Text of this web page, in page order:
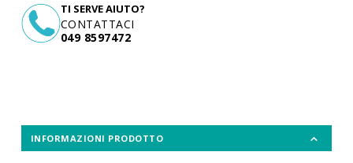
TI SERVE AIUTO?
CONTATTACI
049 8597472
INFORMAZIONI PRODOTTO